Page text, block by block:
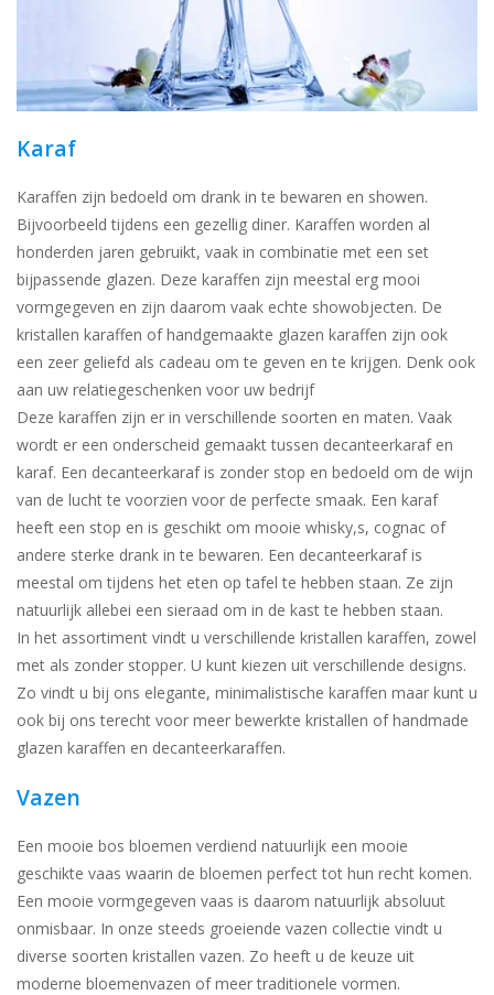
Karaf
Karaffen zijn bedoeld om drank in te bewaren en showen.
Bijvoorbeeld tijdens een gezellig diner. Karaffen worden al
honderden jaren gebruikt, vaak in combinatie met een set
bijpassende glazen. Deze karaffen zijn meestal erg mooi
vormgegeven en zijn daarom vaak echte showobjecten. De
kristallen karaffen of handgemaakte glazen karaffen zijn ook
een zeer geliefd als cadeau om te geven en te krijgen. Denk ook
aan uw relatiegeschenken voor uw bedrijf
Deze karaffen zijn er in verschillende soorten en maten. Vaak
wordt er een onderscheid gemaakt tussen decanteerkaraf en
karaf. Een decanteerkaraf is zonder stop en bedoeld om de wijn
van de lucht te voorzien voor de perfecte smaak. Een karaf
heeft een stop en is geschikt om mooie whisky,s, cognac of
andere sterke drank in te bewaren. Een decanteerkaraf is
meestal om tijdens het eten op tafel te hebben staan. Ze zijn
natuurlijk allebei een sieraad om in de kast te hebben staan.
In het assortiment vindt u verschillende kristallen karaffen, zowel
met als zonder stopper. U kunt kiezen uit verschillende designs.
Zo vindt u bij ons elegante, minimalistische karaffen maar kunt u
ook bij ons terecht voor meer bewerkte kristallen of handmade
glazen karaffen en decanteerkaraffen.
Vazen
Een mooie bos bloemen verdiend natuurlijk een mooie
geschikte vaas waarin de bloemen perfect tot hun recht komen.
Een mooie vormgegeven vaas is daarom natuurlijk absoluut
onmisbaar. In onze steeds groeiende vazen collectie vindt u
diverse soorten kristallen vazen. Zo heeft u de keuze uit
moderne bloemenvazen of meer traditionele vormen.